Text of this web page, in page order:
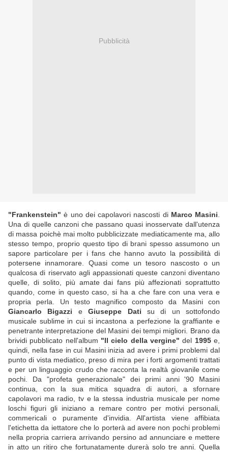
Pubblicità
"Frankenstein" è uno dei capolavori nascosti di Marco Masini
Una di quelle canzoni che passano quasi inosservate dall'utenza
di massa poichè mai molto pubblicizzate mediaticamente ma, allo
stesso tempo, proprio questo tipo di brani spesso assumono un
sapore particolare per i fans che hanno avuto la possibilità di
potersene innamorare. Quasi come un tesoro nascosto o un
qualcosa di riservato agli appassionati queste canzoni diventano
quelle, di solito, più amate dai fans più affezionati soprattutto
quando, come in questo caso, si ha a che fare con una vera e
propria perla. Un testo magnifico composto da Masini con
Giancarlo Bigazzi eGiuseppe Dati su di un sottofondo
musicale sublime in cui si incastona a perfezione la graffiante e
penetrante interpretazione del Masini dei tempi migliori. Brano da
brividi pubblicato nell'album "Il cielo della vergine" del 1995e,
quindi, nella fase in cui Masini inizia ad avere i primi problemi dal
punto di vista mediatico, preso di mira per i forti argomenti trattati
e per un linguaggio crudo che racconta la realtà giovanile come
pochi. Da "profeta generazionale" dei primi anni '90 Masini
continua, con la sua mitica squadra di autori, a sfornare
capolavori ma radio, tv e la stessa industria musicale per nome
loschi figuri gli iniziano a remare contro per motivi personali,
commericali o puramente d'invidia. All'artista viene affibiata
l'etichetta da iettatore che lo porterà ad avere non pochi problemi
nella propria carriera arrivando persino ad annunciare e mettere
in atto un ritiro che fortunatamente durerà solo tre anni. Quella